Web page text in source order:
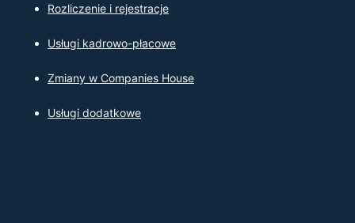
Rozliczenie i rejestracje
Usługi kadrowo-płacowe
Zmiany w Companies House
Usługi dodatkowe